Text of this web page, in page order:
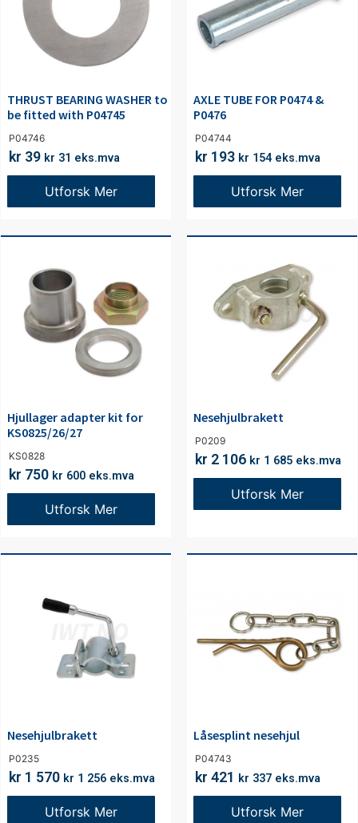
P04746
THRUST BEARING WASHER to
be fitted with P04745
kr 39 kr 31 eks.mva
Utforsk Mer
P04744
AXLE TUBE FOR P0474 &
P0476
kr 193 kr 154 eks.mva
Utforsk Mer
KS0828
Hjullager adapter kit for
KS0825/26/27
kr 750 kr 600 eks.mva
Utforsk Mer
P0209
Nesehjulbrakett
kr 2 106 kr 1 685 eks.mva
Utforsk Mer
P0235
Nesehjulbrakett
kr 1 570 kr 1 256 eks.mva
Utforsk Mer
P04743
Låsesplint nesehjul
kr 421 kr 337 eks.mva
Utforsk Mer